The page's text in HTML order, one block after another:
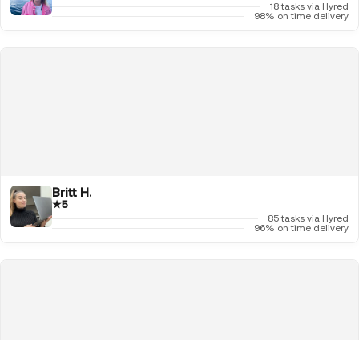
18 tasks via Hyred
98% on time delivery
Britt H.
★5
85 tasks via Hyred
96% on time delivery